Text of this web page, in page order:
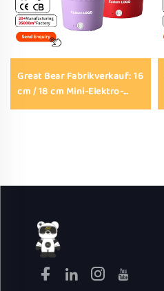
Great Bear Fabrikverkauf: 16
cm / 18 cm Mini-Elektro-
Kochtopf, elektrischer